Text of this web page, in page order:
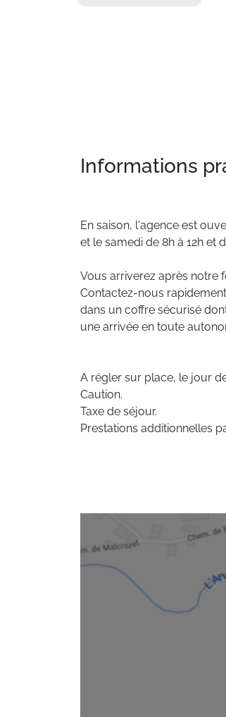
Informations
En saison, l'agence est
et le samedi de 8h à 12h et
Vous arriverez après notre
Contactez-nous
dans un coffre sécurisé
une arrivée en toute
A régler sur place, le jour
Caution.
Taxe de séjour.
Prestations additionnelles